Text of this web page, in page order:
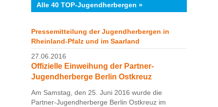
Alle 40 TOP-Jugendherbergen »
Pressemitteilung der Jugendherbergen in
Rheinland-Pfalz und im Saarland
27.06.2016
Offizielle Einweihung der Partner-
Jugendherberge Berlin Ostkreuz
Am Samstag, den 25. Juni 2016 wurde die
Partner-Jugendherberge Berlin Ostkreuz im